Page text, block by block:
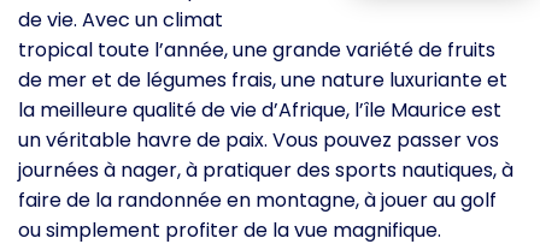
de vie. Avec un climat
tropical toute l’année, une grande variété de fruits
de mer et de légumes frais, une nature luxuriante et
la meilleure qualité de vie d’Afrique, l’île Maurice est
un véritable havre de paix. Vous pouvez passer vos
journées à nager, à pratiquer des sports nautiques, à
faire de la randonnée en montagne, à jouer au golf
ou simplement profiter de la vue magnifique.